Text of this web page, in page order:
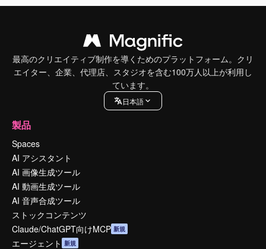
最高のクリエイティブ制作を導くためのプラットフォーム。クリ
エイター、企業、代理店、スタジオを含む100万人以上が利用し
ています。
日本語
製品
Spaces
AI アシスタント
AI 画像生成ツール
AI 動画生成ツール
AI 音声合成ツール
ストックコンテンツ
Claude/ChatGPT向けMCP 新規
エージェント 新規